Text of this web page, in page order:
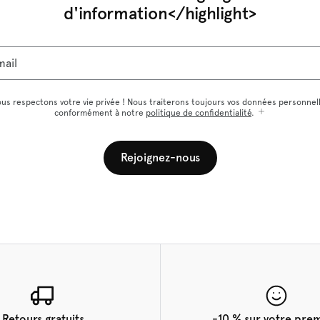
d'information</highlight>
respectons votre vie privée ! Nous traiterons toujours vos données
conformément à notre politique de confidentialité.
Rejoignez-nous